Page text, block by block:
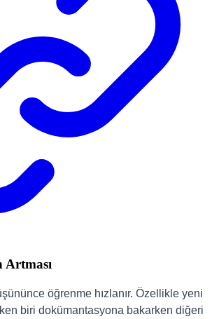
Artması
öğrenme hızlanır. Özellikle yeni
biri dokümantasyona bakarken diğeri